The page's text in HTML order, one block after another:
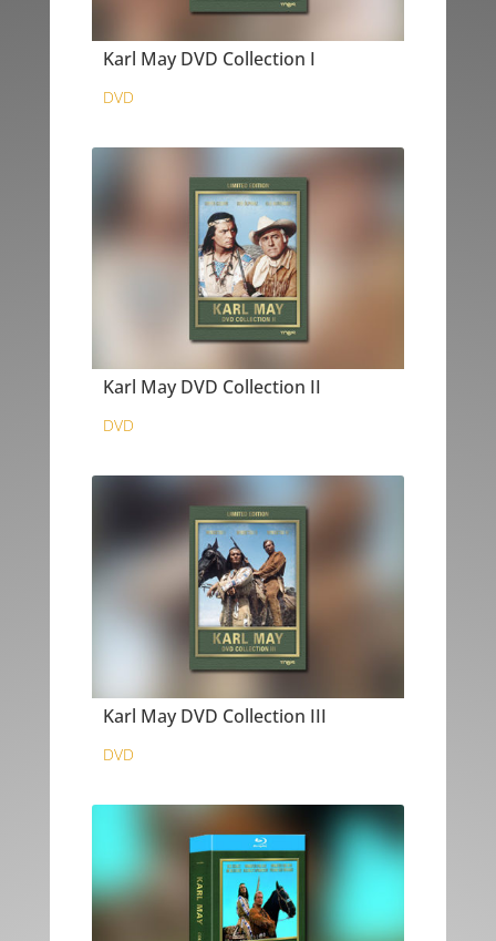
Karl May DVD Collection I
DVD
Karl May DVD Collection II
DVD
Karl May DVD Collection III
DVD